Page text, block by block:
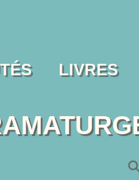
LIVRES